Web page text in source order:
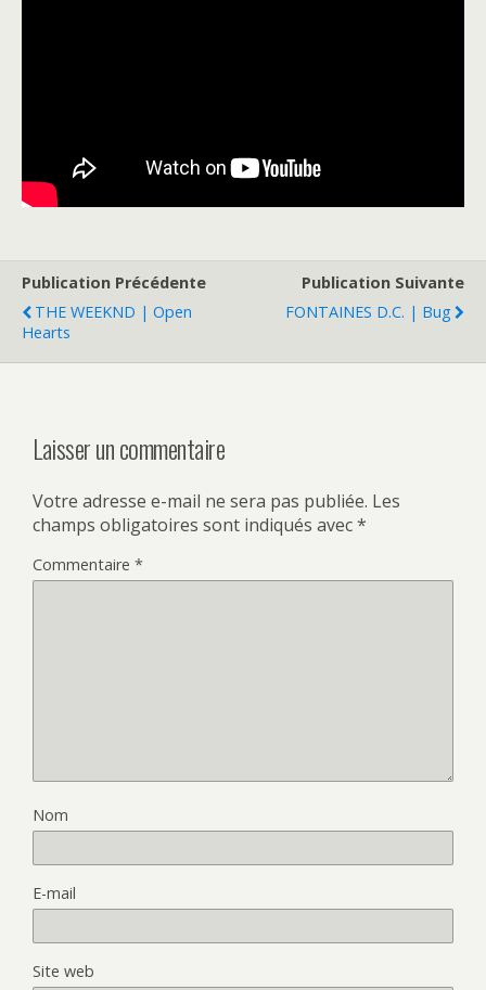
Publication Précédente
THE WEEKND | Open
Hearts
Publication Suivante
FONTAINES D.C. | Bug
Laisser un commentaire
Votre adresse e-mail ne sera pas publiée. Les
champs obligatoires sont indiqués avec*
Commentaire *
Nom
E-mail
Site web